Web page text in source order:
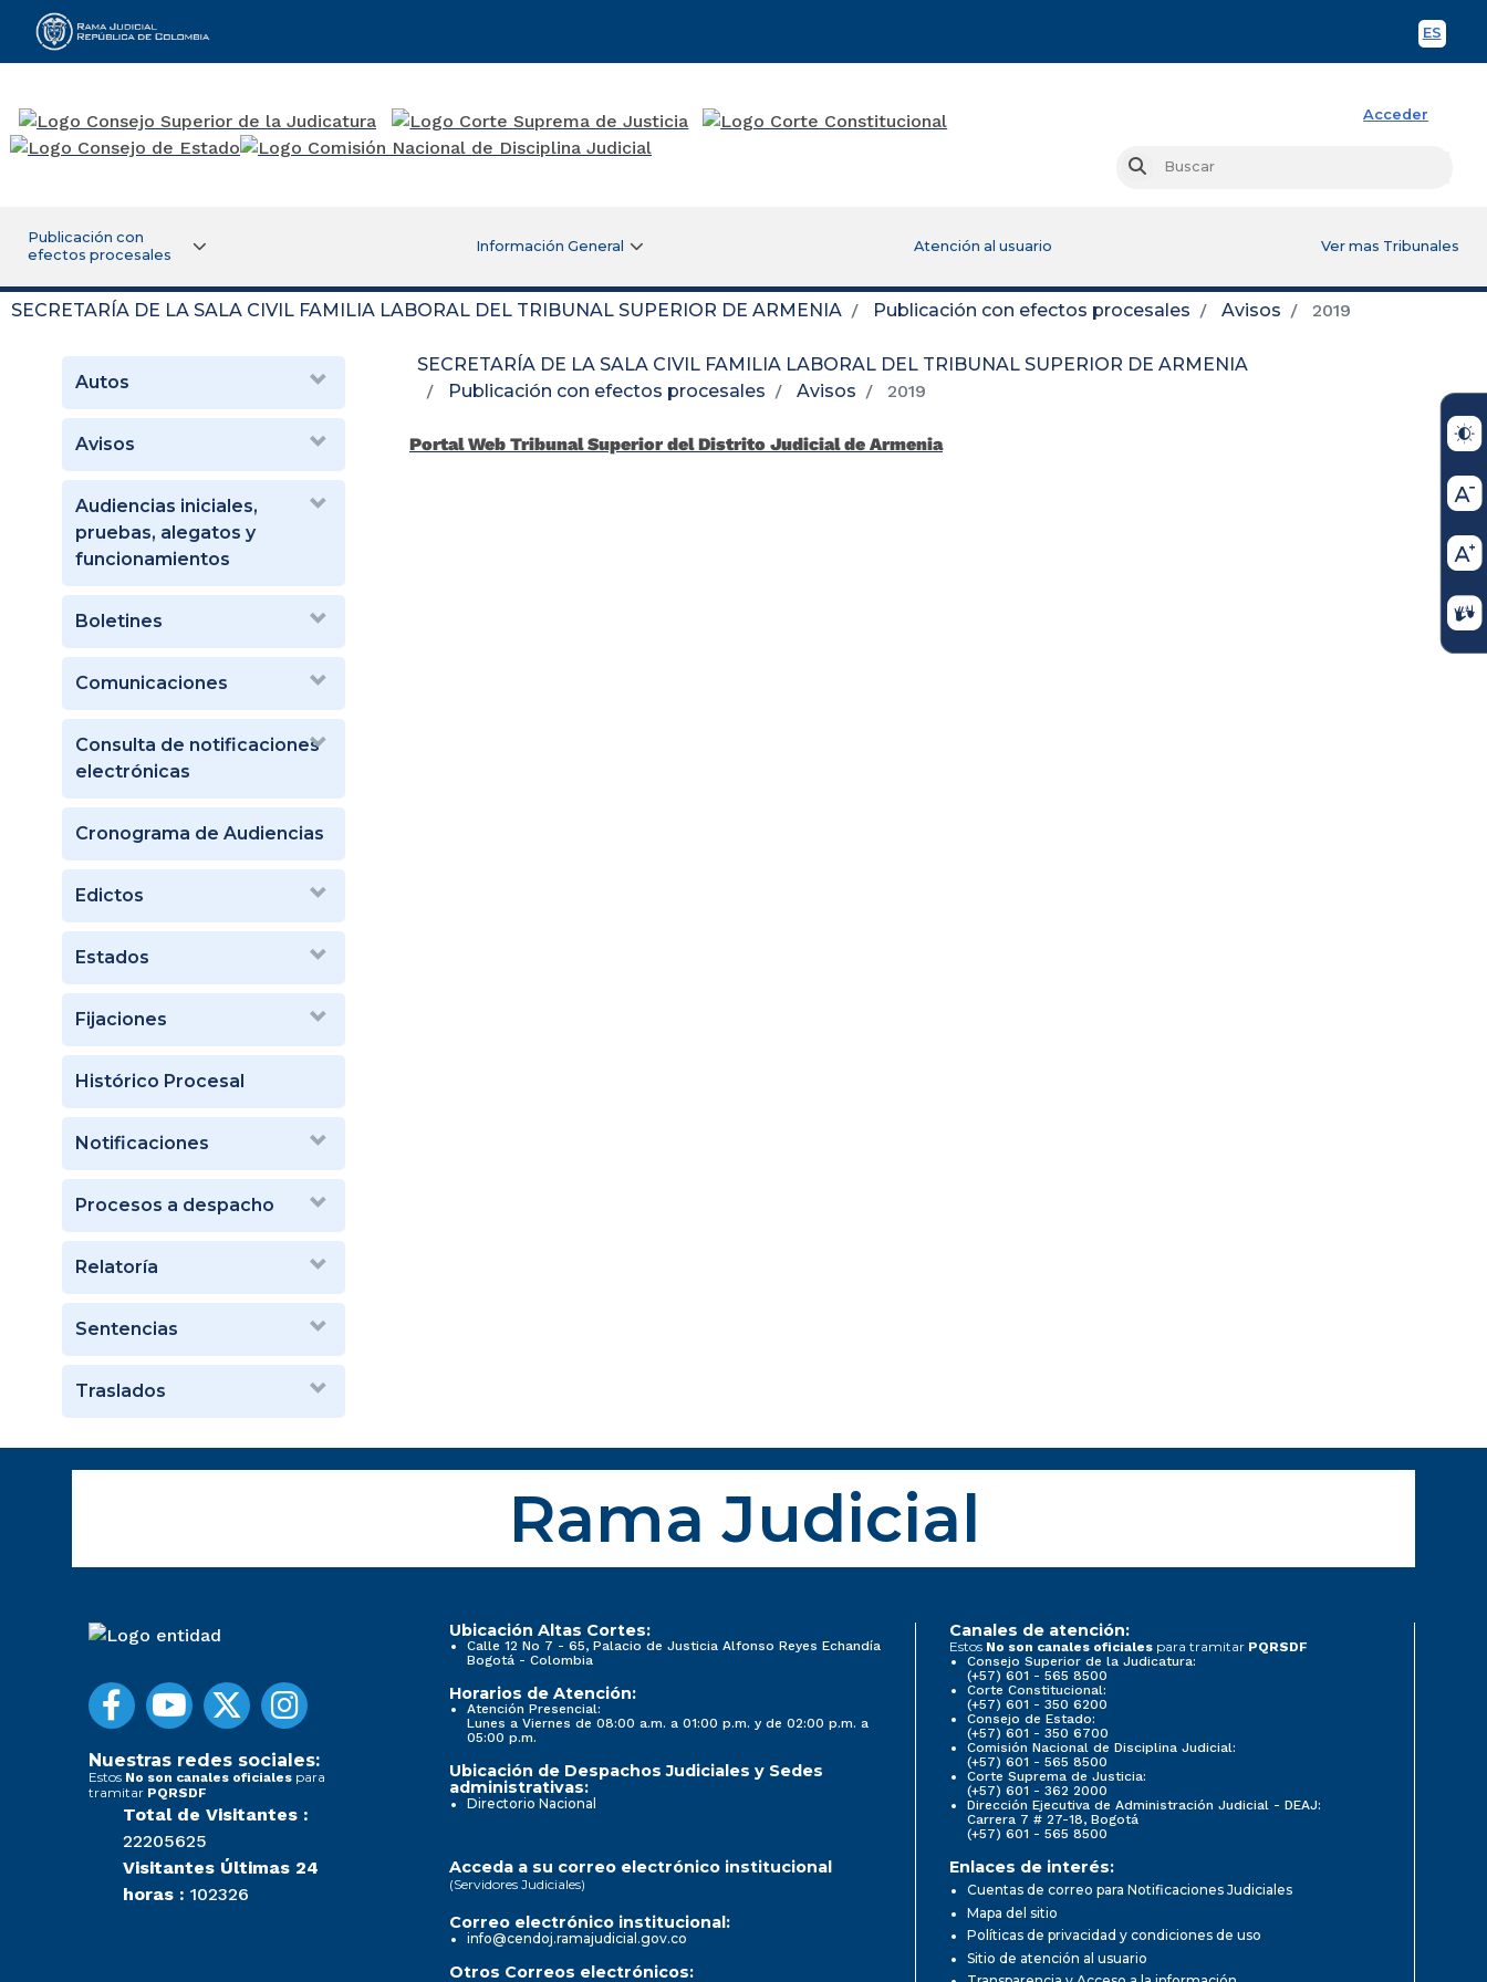
ES
Rama Judicial
Acceder
Buscar
Publicación con
efectos procesales
Información General Atención al usuario Ver mas Tribunales
SECRETARÍA DE LA SALA CIVIL FAMILIA LABORAL DEL TRIBUNAL SUPERIOR DE ARMENIA Publicación con efectos procesales Avisos 2019
Autos
Avisos
Audiencias iniciales,
pruebas, alegatos y
funcionamientos
Boletines
Comunicaciones
Consulta de notificaciones
electrónicas
Cronograma de Audiencias
Edictos
Estados
Fijaciones
Histórico Procesal
Notificaciones
Procesos a despacho
Relatoría
Sentencias
Traslados
SECRETARÍA DE LA SALA CIVIL FAMILIA LABORAL DEL TRIBUNAL SUPERIOR DE ARMENIA
Publicación con efectos procesales
Avisos 2019
Portal Web Tribunal Superior del Distrito Judicial de Armenia
Rama Judicial
Nuestras redes sociales:
Estos No son canales oficiales para
tramitar PQRSDF
Total de Visitantes :
22205625
Visitantes Últimas 24
horas : 102326
Ubicación Altas Cortes:
Calle 12 No 7 - 65, Palacio de Justicia Alfonso Reyes Echandía
Bogotá - Colombia
Horarios de Atención:
Atención Presencial:
Lunes a Viernes de 08:00 a.m. a 01:00 p.m. y de 02:00 p.m. a
05:00 p.m.
Ubicación de Despachos Judiciales y Sedes
administrativas:
Directorio Nacional
Canales de atención:
Estos No son canales oficiales para tramitar PQRSDF
Consejo Superior de la Judicatura:
(+57) 601 - 565 8500
Corte Constitucional:
(+57) 601 - 350 6200
Consejo de Estado:
(+57) 601 - 350 6700
Comisión Nacional de Disciplina Judicial:
(+57) 601 - 565 8500
Corte Suprema de Justicia:
(+57) 601 - 362 2000
Dirección Ejecutiva de Administración Judicial - DEAJ:
Carrera 7 # 27-18, Bogotá
(+57) 601 - 565 8500
Acceda a su correo electrónico institucional
(Servidores Judiciales)
Correo electrónico institucional:
info@cendoj.ramajudicial.gov.co
Otros Correos electrónicos:
Enlaces de interés:
Cuentas de correo para Notificaciones Judiciales
Mapa del sitio
Políticas de privacidad y condiciones de uso
Sitio de atención al usuario